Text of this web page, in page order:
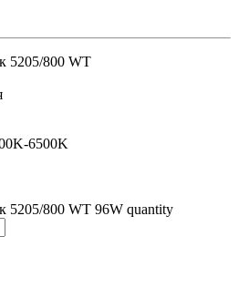
5205/800 WT
6500K
5205/800 WT 96W quantity